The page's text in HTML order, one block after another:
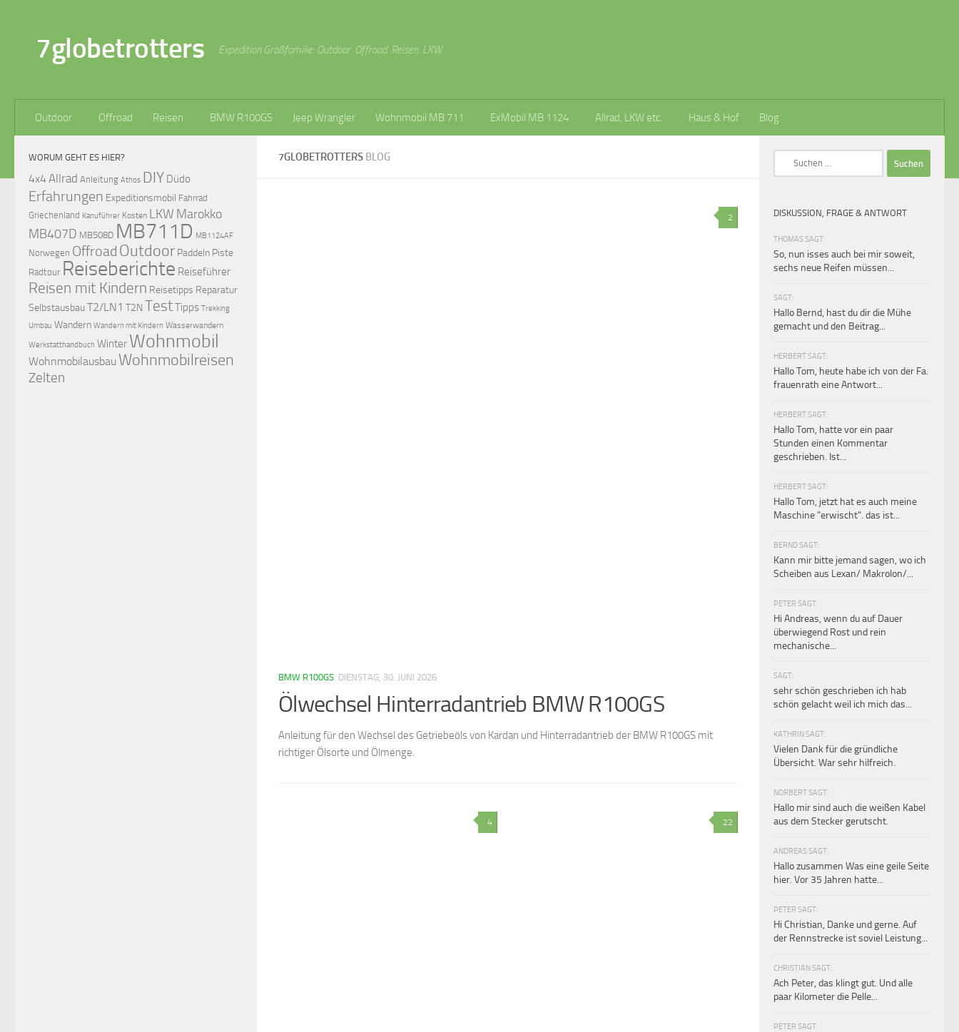
7globetrotters Expedition Großfamilie: Outdoor. Offroad. Reisen. LKW.
Outdoor Offroad Reisen BMW R100GS Jeep Wrangler Wohnmobil MB 711 ExMobil MB 1124 Allrad, LKW etc. Haus & Hof Blog
7GLOBETROTTERS BLOG
2
BMW R100GS DIENSTAG, 30. JUNI 2026
Ölwechsel Hinterradantrieb BMW R100GS
Anleitung für den Wechsel des Getriebeöls von Kardan und Hinterradantrieb der BMW R100GS mit
richtiger Ölsorte und Ölmenge.
4 22
WORUM GEHT ES HIER?
4x4Allrad Anleitung Athos DIY Düdo
Erfahrungen Expeditionsmobil Fahrrad
Griechenland Kanuführer Kosten LKW Marokko
MB407D MB508D MB711D MB1124AF
Norwegen Offroad Outdoor Paddeln Piste
Radtour Reiseberichte Reiseführer
Reisen mit Kindern Reisetipps Reparatur
SelbstausbauT2/LN1 T2N TestTipps Trekking
Umbau Wandern Wandern mit Kindern Wasserwandern
Werkstatthandbuch Winter Wohnmobil
Wohnmobilausbau Wohnmobilreisen
Zelten
DISKUSSION, FRAGE & ANTWORT
THOMAS SAGT:
So, nun isses auch bei mir soweit,
sechs neue Reifen müssen...
SAGT:
Hallo Bernd, hast du dir die Mühe
gemacht und den Beitrag...
HERBERT SAGT:
Hallo Tom, heute habe ich von der Fa.
frauenrath eine Antwort...
HERBERT SAGT:
Hallo Tom, hatte vor ein paar
Stunden einen Kommentar
geschrieben. Ist...
HERBERT SAGT:
Hallo Tom, jetzt hat es auch meine
Maschine "erwischt". das ist...
BERND SAGT:
Kann mir bitte jemand sagen, wo ich
Scheiben aus Lexan/ Makrolon/...
PETER SAGT:
Hi Andreas, wenn du auf Dauer
überwiegend Rost und rein
mechanische...
SAGT:
sehr schön geschrieben ich hab
schön gelacht weil ich mich das...
KATHRIN SAGT:
Vielen Dank für die gründliche
Übersicht. War sehr hilfreich.
NORBERT SAGT:
Hallo mir sind auch die weißen Kabel
aus dem Stecker gerutscht.
ANDREAS SAGT:
Hallo zusammen Was eine geile Seite
hier. Vor 35 Jahren hatte...
PETER SAGT:
Hi Christian, Danke und gerne. Auf
der Rennstrecke ist soviel Leistung...
CHRISTIAN SAGT:
Ach Peter, das klingt gut. Und alle
paar Kilometer die Pelle...
PETER SAGT: